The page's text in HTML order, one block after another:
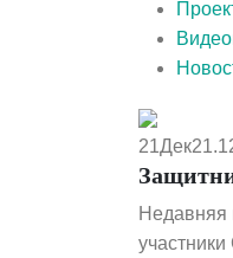
21Дек
Недавняя